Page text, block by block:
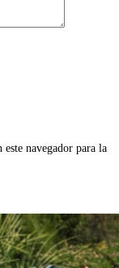
navegador para la